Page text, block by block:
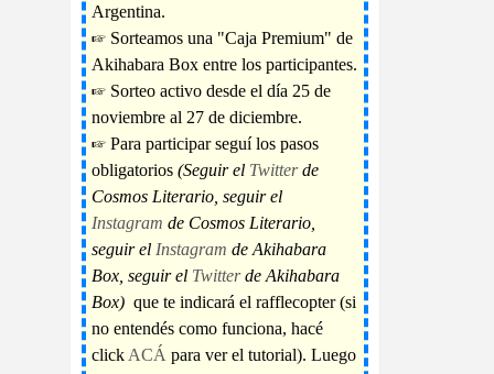
Argentina.
☞ Sorteamos una "Caja Premium" de
Akihabara Box entre los participantes.
☞ Sorteo activo desde el día 25 de
noviembre al 27 de diciembre.
☞ Para participar seguí los pasos
obligatorios (Seguir el Twitterde
Cosmos Literario, seguir el
Instagram de Cosmos Literario,
seguir el Instagram de Akihabara
Box, seguir el Twitterde Akihabara
Box) que te indicará el rafflecopter (si
no entendés como funciona, hacé
click ACÁ para ver el tutorial). Luego